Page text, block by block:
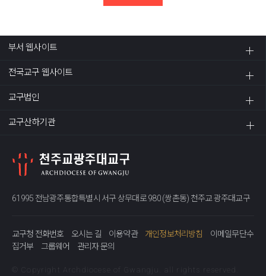
부서 웹사이트
전국교구 웹사이트
교구법인
교구산하기관
61995 전남광주통합특별시 서구 상무대로 980 (쌍촌동) 천주교 광주대교구
교구청 전화번호 오시는 길 이용약관 개인정보처리방침
이메일무단수
집거부
그룹웨어 관리자 문의
© Copyright Archdiocese of Gwangju. all rights reserved.